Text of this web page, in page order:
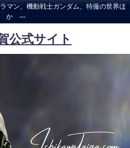
マン、機動戦士ガンダム、特撮の世界ほ
か ---
公式サイト